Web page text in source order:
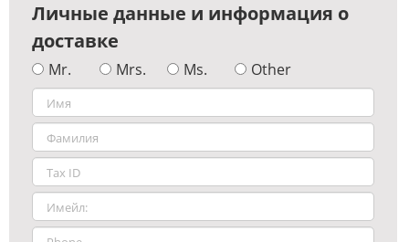
Личные данные и информация о
доставке
Mr. Mrs. Ms. Other